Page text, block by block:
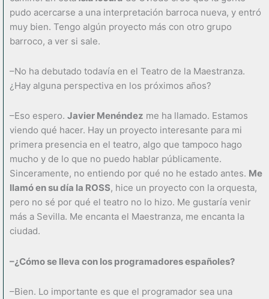
pudo acercarse a una interpretación barroca nueva, y entró
muy bien. Tengo algún proyecto más con otro grupo
barroco, a ver si sale.
–No ha debutado todavía en el Teatro de la Maestranza.
¿Hay alguna perspectiva en los próximos años?
–Eso espero. Javier Menéndez me ha llamado. Estamos
viendo qué hacer. Hay un proyecto interesante para mi
primera presencia en el teatro, algo que tampoco hago
mucho y de lo que no puedo hablar públicamente.
Sinceramente, no entiendo por qué no he estado antes. Me
llamó en su día la ROSS, hice un proyecto con la orquesta,
pero no sé por qué el teatro no lo hizo. Me gustaría venir
más a Sevilla. Me encanta el Maestranza, me encanta la
ciudad.
–¿Cómo se lleva con los programadores españoles?
–Bien. Lo importante es que el programador sea una